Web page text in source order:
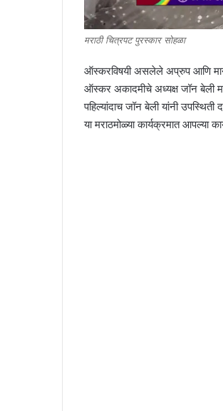
मराठी चित्रपट पुरस्कार सोह‍ळा
ऑस्करविषयी असलेले अप्रुप आणि मान
ऑस्कर अकादमीचे अध्यक्ष जॉन बेली
पहिल्यांदाच जॉन बेली यांनी
या मराठमोळ्या कार्यक्रमात आपल्या